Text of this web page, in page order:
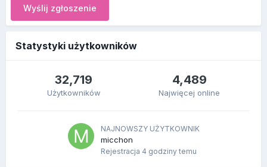
Wyślij zgłoszenie
Statystyki użytkowników
32,719
Użytkowników
4,489
Najwięcej online
NAJNOWSZY UŻYTKOWNIK
micchon
Rejestracja 4 godziny temu